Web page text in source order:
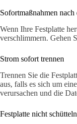
Sofortmaßnahmen
Wenn Ihre Festplatte
verschlimmern. Gehen
Strom sofort trennen
Trennen Sie die
aus, falls es sich um
verursachen und die
Festplatte nicht